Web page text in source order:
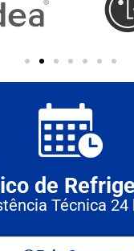
de
Técnica 24